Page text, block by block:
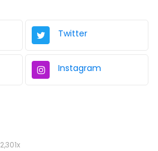
Twitter
Instagram
2,301x